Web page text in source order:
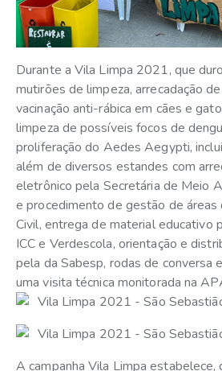
Durante a Vila Limpa 2021, que
mutirões de limpeza, arrecadação
vacinação anti-rábica em cães e
limpeza de possíveis focos de
proliferação do Aedes Aegypti,
além de diversos estandes com
eletrônico pela Secretária de Meio
e procedimento de gestão de áreas
Civil, entrega de material educativo
ICC e Verdescola, orientação e
pela da Sabesp, rodas de conversa
uma visita técnica monitorada na
A campanha Vila Limpa estabelece,